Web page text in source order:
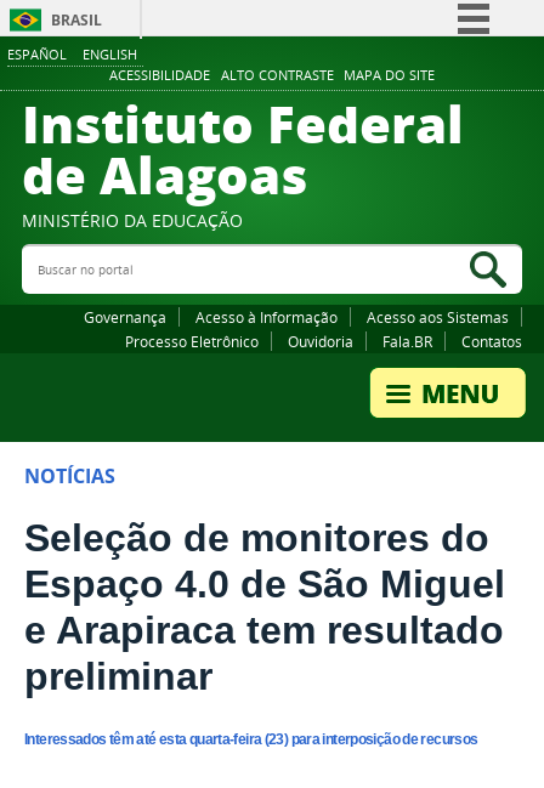
ESPAÑOL ENGLISH
ACESSIBILIDADE ALTO CONTRASTE MAPA DO SITE
BRASIL
Comunica BR
Participe
Canais
Instituto Federal
de Alagoas
MINISTÉRIO DA EDUCAÇÃO
Buscar no portal
Governança Acesso à Informação
Acesso aos Sistemas
Processo Eletrônico
Ouvidoria Fala.BR Contatos
NOTÍCIAS
Seleção de monitores do
Espaço 4.0 de São Miguel
e Arapiraca tem resultado
preliminar
Interessados têm até esta quarta-feira (23) para interposição de recursos